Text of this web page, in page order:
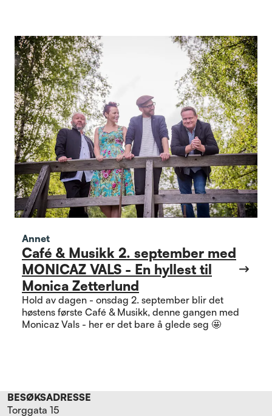
Annet
Café & Musikk 2. september med
MONICAZ VALS - En hyllest til
Monica Zetterlund
Hold av dagen - onsdag 2. september blir det
høstens første Café & Musikk, denne gangen med
Monicaz Vals - her er det bare å glede seg 🤩
BESØKSADRESSE
Torggata 15